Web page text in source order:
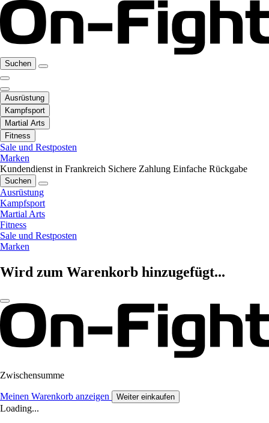
Suchen
Ausrüstung
Kampfsport
Martial Arts
Fitness
Sale und Restposten
Marken
Kundendienst in Frankreich Sichere Zahlung Einfache Rückgabe
Suchen
Ausrüstung
Kampfsport
Martial Arts
Fitness
Sale und Restposten
Marken
Wird zum Warenkorb hinzugefügt...
Zwischensumme
Meinen Warenkorb anzeigen Weiter einkaufen
Loading...